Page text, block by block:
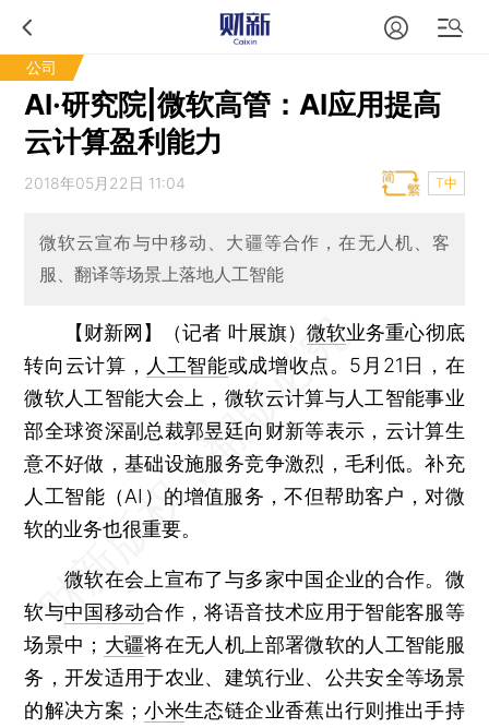
公司
AI·研究院|微软高管：AI应用提高
云计算盈利能力
2018年05月22日 11:04 T中
微软云宣布与中移动、大疆等合作，在无人机、客
服、翻译等场景上落地人工智能
【财新网】（记者 叶展旗） 微软业务重心彻底
转向云计算， 人工智能或成增收点。5月21日，在
微软人工智能大会上，微软云计算与人工智能事业
部全球资深副总裁郭昱廷向财新等表示，云计算生
意不好做，基础设施服务竞争激烈，毛利低。补充
人工智能（AI）的增值服务，不但帮助客户，对微
软的业务也很重要。
微软在会上宣布了与多家中国企业的合作。微
软与中国移动合作，将语音技术应用于智能客服等
场景中； 大疆将在无人机上部署微软的人工智能服
务，开发适用于农业、建筑行业、公共安全等场景
的解决方案；小米生态链企业香蕉出行则推出手持